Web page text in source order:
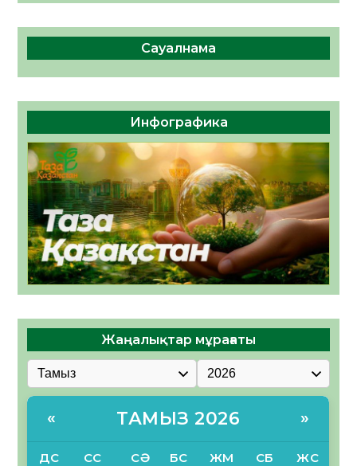
Сауалнама
Инфографика
Жаңалықтар мұрағаты
« ТАМЫЗ 2026 »
ДС СС СӘ БС ЖМ СБ ЖС